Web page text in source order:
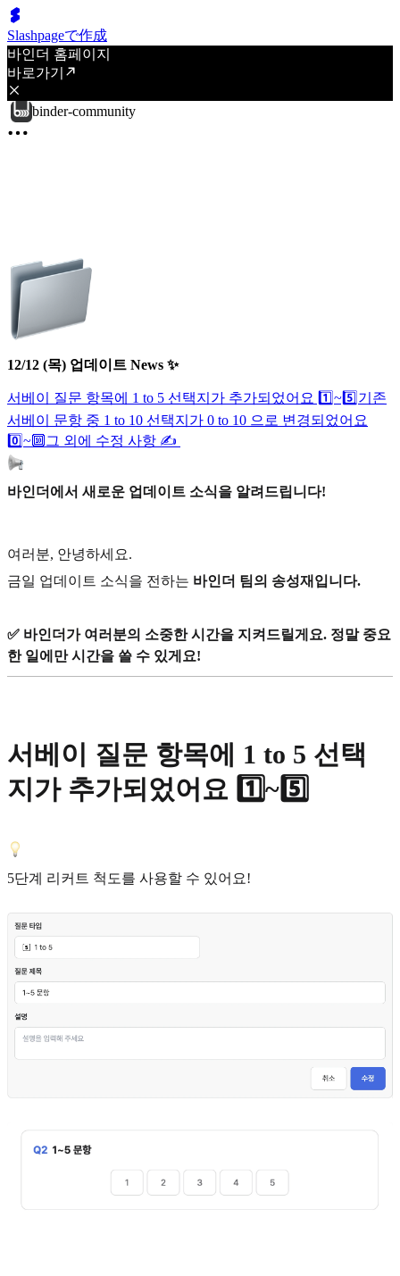
Slashpageで作成
바인더 홈페이지
바로가기
binder-community
12/12 (목) 업데이트 News ✨
서베이 질문 항목에 1 to 5 선택지가 추가되었어요 1️⃣~5️⃣ 기존
서베이 문항 중 1 to 10 선택지가 0 to 10 으로 변경되었어요
0️⃣~🔟 그 외에 수정 사항 ✍️
바인더에서 새로운 업데이트 소식을 알려드립니다!
여러분, 안녕하세요.
금일 업데이트 소식을 전하는 바인더 팀의 송성재입니다.
✅ 바인더가 여러분의 소중한 시간을 지켜드릴게요. 정말 중요
한 일에만 시간을 쓸 수 있게요!
서베이 질문 항목에 1 to 5 선택
지가 추가되었어요 1️⃣~5️⃣
5단계 리커트 척도를 사용할 수 있어요!